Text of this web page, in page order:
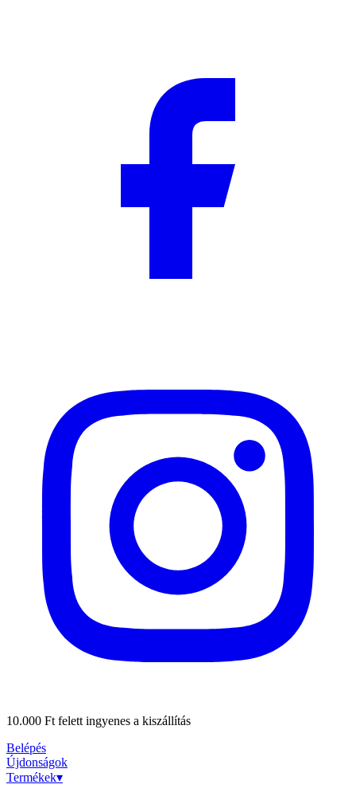
10.000 Ft felett ingyenes a kiszállítás
Belépés
Újdonságok
Termékek▾